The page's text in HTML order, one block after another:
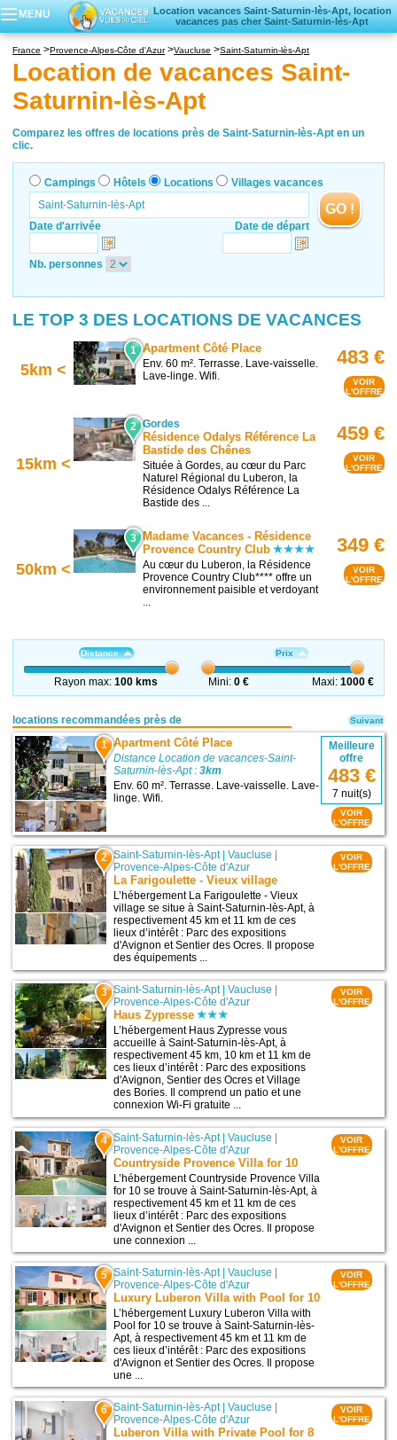
MENU
Location vacances Saint-Saturnin-lès-Apt, location
vacances pas cher Saint-Saturnin-lès-Apt
Locations vacances
Villages vacances
France Provence-Alpes-Côte d'Azur Vaucluse Saint-Saturnin-lès-Apt
Location de vacances Saint-
Saturnin-lès-Apt
Comparez les offres de locations près de Saint-Saturnin-lès-Apt en un
clic.
Campings Hôtels Locations Villages vacances
Date d'arrivée Date de départ
GO !
Nb. personnes
LE TOP 3 DES LOCATIONS DE VACANCES
5km <
1 Apartment Côté Place
Env. 60 m². Terrasse. Lave-vaisselle.
Lave-linge. Wifi.
483 €
VOIR
L'OFFRE
15km <
2 Gordes
Résidence Odalys Référence La
Bastide des Chênes
Située à Gordes, au cœur du Parc
Naturel Régional du Luberon, la
Résidence Odalys Référence La
Bastide des ...
459 €
VOIR
L'OFFRE
50km <
3 Madame Vacances - Résidence
Provence Country Club
Au cœur du Luberon, la Résidence
Provence Country Club**** offre un
environnement paisible et verdoyant
...
349 €
VOIR
L'OFFRE
Distance
Rayon max:100 kms
Prix
Mini:0 € Maxi: 1000 €
locations recommandées près de
1 Apartment Côté Place
Distance Location de vacances-Saint-
Saturnin-lès-Apt :3km
Env. 60 m². Terrasse. Lave-vaisselle. Lave-
linge. Wifi.
Meilleure
offre
483 €
7 nuit(s)
VOIR
L'OFFRE
2 Saint-Saturnin-lès-Apt|Vaucluse
Provence-Alpes-Côte d'Azur
La Farigoulette - Vieux village
L’hébergement La Farigoulette - Vieux
village se situe à Saint-Saturnin-lès-Apt, à
respectivement 45 km et 11 km de ces
lieux d’intérêt : Parc des expositions
d'Avignon et Sentier des Ocres. Il propose
des équipements ...
VOIR
L'OFFRE
3 Saint-Saturnin-lès-Apt|Vaucluse
Provence-Alpes-Côte d'Azur
Haus Zypresse
L’hébergement Haus Zypresse vous
accueille à Saint-Saturnin-lès-Apt, à
respectivement 45 km, 10 km et 11 km de
ces lieux d’intérêt : Parc des expositions
d'Avignon, Sentier des Ocres et Village
des Bories. Il comprend un patio et une
connexion Wi-Fi gratuite ...
VOIR
L'OFFRE
4 Saint-Saturnin-lès-Apt|Vaucluse |
Provence-Alpes-Côte d'Azur
Countryside Provence Villa for 10
L’hébergement Countryside Provence Villa
for 10 se trouve à Saint-Saturnin-lès-Apt, à
respectivement 45 km et 11 km de ces
lieux d’intérêt : Parc des expositions
d'Avignon et Sentier des Ocres. Il propose
une connexion ...
VOIR
L'OFFRE
5 Saint-Saturnin-lès-Apt|Vaucluse |
Provence-Alpes-Côte d'Azur
Luxury Luberon Villa with Pool for 10
L’hébergement Luxury Luberon Villa with
Pool for 10 se trouve à Saint-Saturnin-lès-
Apt, à respectivement 45 km et 11 km de
ces lieux d’intérêt : Parc des expositions
d'Avignon et Sentier des Ocres. Il propose
une ...
VOIR
L'OFFRE
6 Saint-Saturnin-lès-Apt|Vaucluse |
Provence-Alpes-Côte d'Azur
Luberon Villa with Private Pool for 8
VOIR
L'OFFRE
Suivant